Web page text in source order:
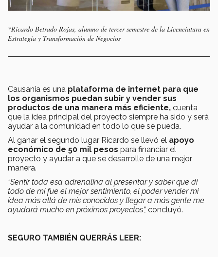
*Ricardo Betrado Rojas, alumno de tercer semestre de la Licenciatura en
Estrategia y Transformación de Negocios
Causania es una plataforma de internet para que
los organismos puedan subir y vender sus
productos de una manera más eficiente, cuenta
que la idea principal del proyecto siempre ha sido y será
ayudar a la comunidad en todo lo que se pueda.
Al ganar el segundo lugar Ricardo se llevó el apoyo
económico de 50 mil pesos para financiar el
proyecto y ayudar a que se desarrolle de una mejor
manera.
“Sentir toda esa adrenalina al presentar y saber que di
todo de mi fue el mejor sentimiento, el poder vender mi
idea más allá de mis conocidos y llegar a más gente me
ayudará mucho en próximos proyectos“, concluyó.
SEGURO TAMBIÉN QUERRÁS LEER: